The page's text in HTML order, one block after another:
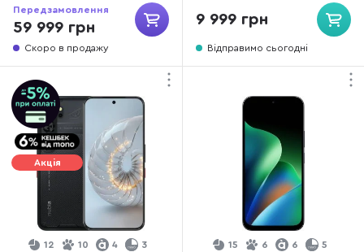
Передзамовлення
59 999 грн
Скоро в продажу
9 999 грн
Відправимо сьогодні
Акція
12 10 4 3 15 6 6 5